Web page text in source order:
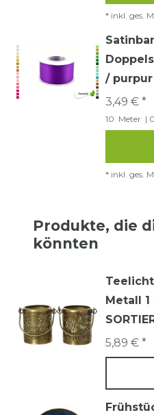
* inkl. ges.
/
3,49 € *
10 Meter |
* inkl. ges.
Produkte, die
könnten
Metall
5,89 € *